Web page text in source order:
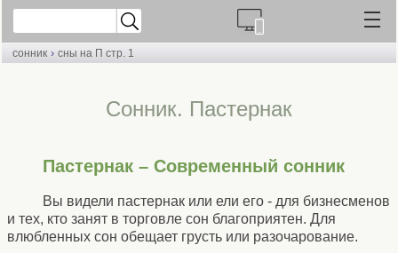
сонник › сны на П стр. 1
Cонник. Пастернак
Пастернак – Современный сонник
Вы видели пастернак или ели его - для бизнесменов
и тех, кто занят в торговле сон благоприятен. Для
влюбленных сон обещает грусть или разочарование.